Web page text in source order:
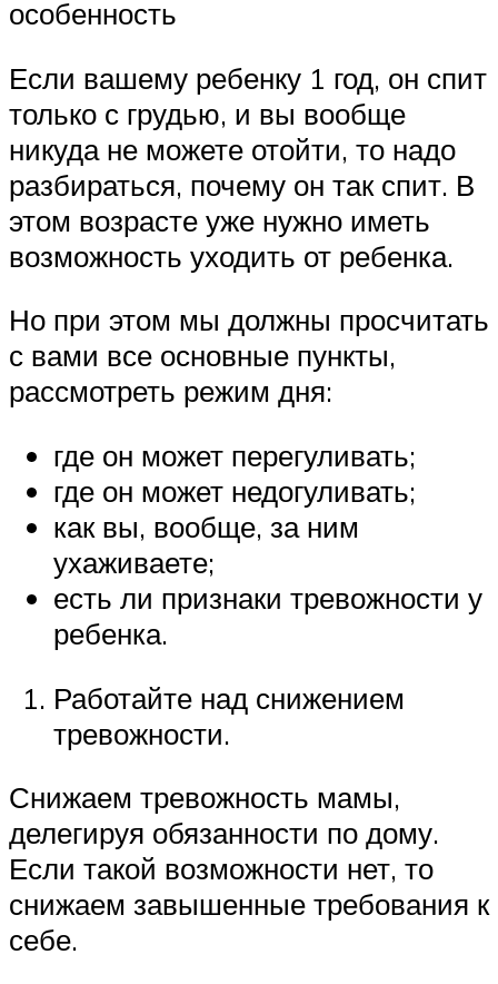
особенность
Если вашему ребенку 1 год, он спит
только с грудью, и вы вообще
никуда не можете отойти, то надо
разбираться, почему он так спит. В
этом возрасте уже нужно иметь
возможность уходить от ребенка.
Но при этом мы должны просчитать
с вами все основные пункты,
рассмотреть режим дня:
где он может перегуливать;
где он может недогуливать;
как вы, вообще, за ним
ухаживаете;
есть ли признаки тревожности у
ребенка.
Работайте над снижением
тревожности.
Снижаем тревожность мамы,
делегируя обязанности по дому.
Если такой возможности нет, то
снижаем завышенные требования к
себе.